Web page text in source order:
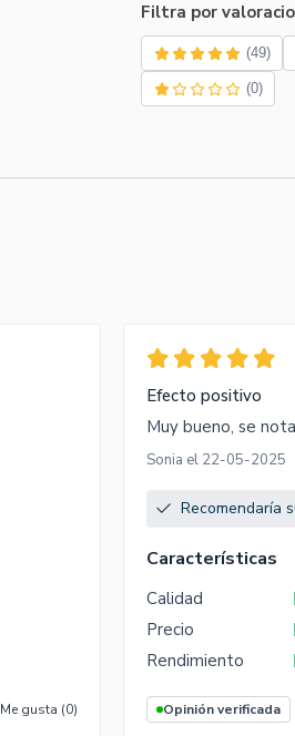
Filtra por
(49)
(0)
Me gusta (0)
Efecto positivo
Muy bueno, se
Sonia el 22-05-2025
Recomendaría
Características
Calidad
Precio
Rendimiento
Opinión verificada